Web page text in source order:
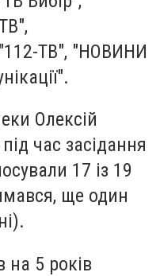
ТВ", "НОВИНИ
Олексій
час засідання
17 із 19
ще один
на 5 років